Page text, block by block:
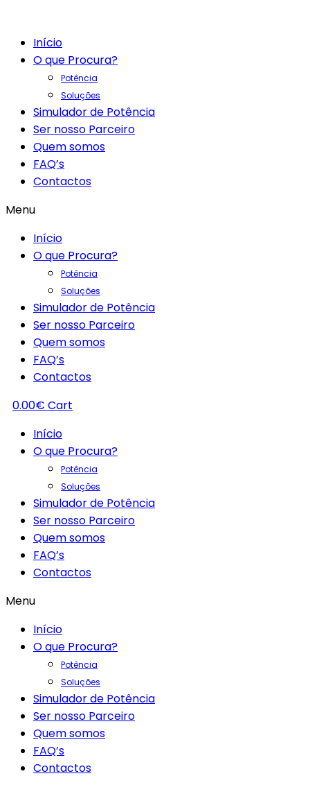
Início
O que Procura?
Potência
Soluções
Simulador de Potência
Ser nosso Parceiro
Quem somos
FAQ’s
Contactos
Menu
Início
O que Procura?
Potência
Soluções
Simulador de Potência
Ser nosso Parceiro
Quem somos
FAQ’s
Contactos
0.00€ Cart
Início
O que Procura?
Potência
Soluções
Simulador de Potência
Ser nosso Parceiro
Quem somos
FAQ’s
Contactos
Menu
Início
O que Procura?
Potência
Soluções
Simulador de Potência
Ser nosso Parceiro
Quem somos
FAQ’s
Contactos